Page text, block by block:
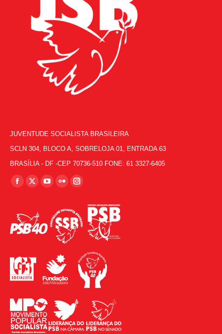
JUVENTUDE SOCIALISTA BRASILEIRA
SCLN 304, BLOCO A, SOBRELOJA 01, ENTRADA 63
BRASÍLIA - DF -CEP 70736-510 FONE: 61 3327-6405
Encontre-nos em:
Facebook
opens
in
X
opens
in
YouTube
opens
in
new
Flickr
opens
in
new
Instagram
opens
in
window